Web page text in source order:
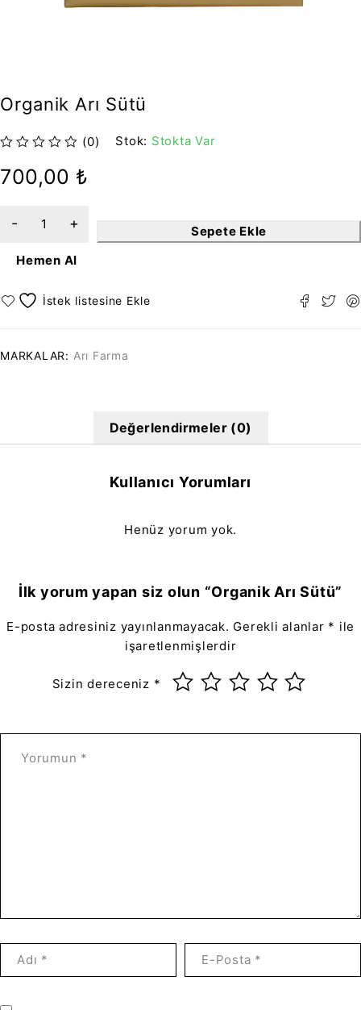
Organik Arı Sütü
(0) Stok: Stokta Var
700,00 ₺
Sepete Ekle
Hemen Al
MARKALAR: Arı Farma
Değerlendirmeler (0)
Kullanıcı Yorumları
Henüz yorum yok.
İlk yorum yapan siz olun “Organik Arı Sütü”
E-posta adresiniz yayınlanmayacak. Gerekli alanlar * ile
işaretlenmişlerdir
Sizin dereceniz *